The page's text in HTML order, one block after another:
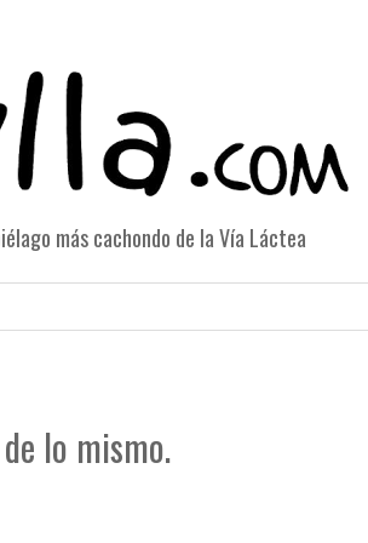
más cachondo de la Vía Láctea
lo mismo.